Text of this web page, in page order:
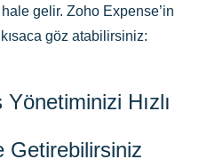
gelir. Zoho Expense’in
göz atabilirsiniz:
Hızlı
Getirebilirsiniz